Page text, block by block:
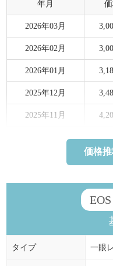
年月
2026年03月
2026年02月
2026年01月
2025年12月
2025年11月
2025年06月
2025年03月
価格
タイプ 一眼